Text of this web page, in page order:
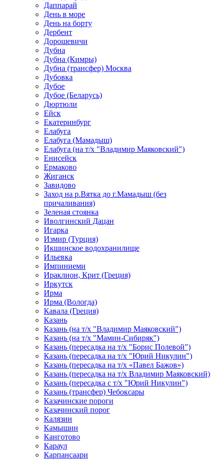
Даппарай
День в море
День на борту
Дербент
Дорошевичи
Дубна
Дубна (Кимры)
Дубна (трансфер) Москва
Дубовка
Дубое
Дубое (Беларусь)
Дюртюли
Ейск
Екатеринбург
Елабуга
Елабуга (Мамадыш)
Елабуга (на т/х "Владимир Маяковский")
Енисейск
Ермаково
Жиганск
Завидово
Заход на р.Вятка до г.Мамадыш (без
причаливания)
Зеленая стоянка
Иволгинский Дацан
Игарка
Измир (Турция)
Икшинское водохранилище
Ильевка
Импиниеми
Ираклион, Крит (Греция)
Иркутск
Ирма
Ирма (Вологда)
Кавала (Греция)
Казань
Казань (на т/х "Владимир Маяковский")
Казань (на т/х "Мамин-Сибиряк")
Казань (пересадка на т/х "Борис Полевой")
Казань (пересадка на т/х "Юрий Никулин")
Казань (пересадка на т/х «Павел Бажов»)
Казань (пересадка на т/х Владимир Маяковский)
Казань (пересадка с т/х "Юрий Никулин")
Казань (трансфер) Чебоксары
Казачинские пороги
Казачинский порог
Калязин
Камышин
Канготово
Караул
Карпансаари